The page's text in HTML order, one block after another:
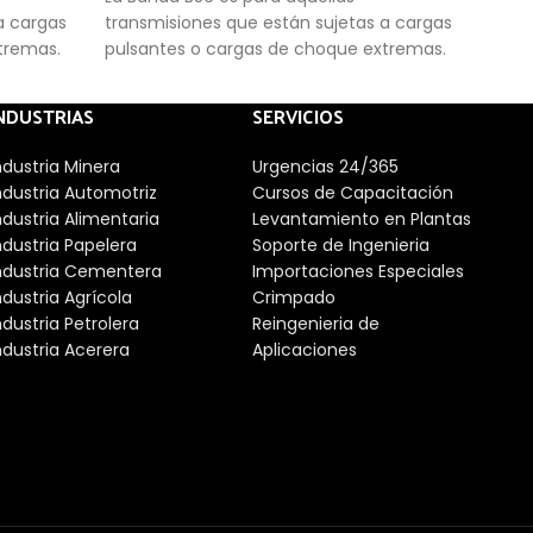
cargas
transmisiones que están sujetas a cargas
pulsantes o cargas de choque extremas.
Minera
Automotriz
Alimentaria
Papelera
Cementera
Agrícola
Petrolera
Acerera
SERVICIOS
Urgencias 24/365
Cursos de Capacitación
Levantamiento en Plantas
Soporte de Ingenieria
Importaciones Especiales
Crimpado
Reingenieria de
Aplicaciones